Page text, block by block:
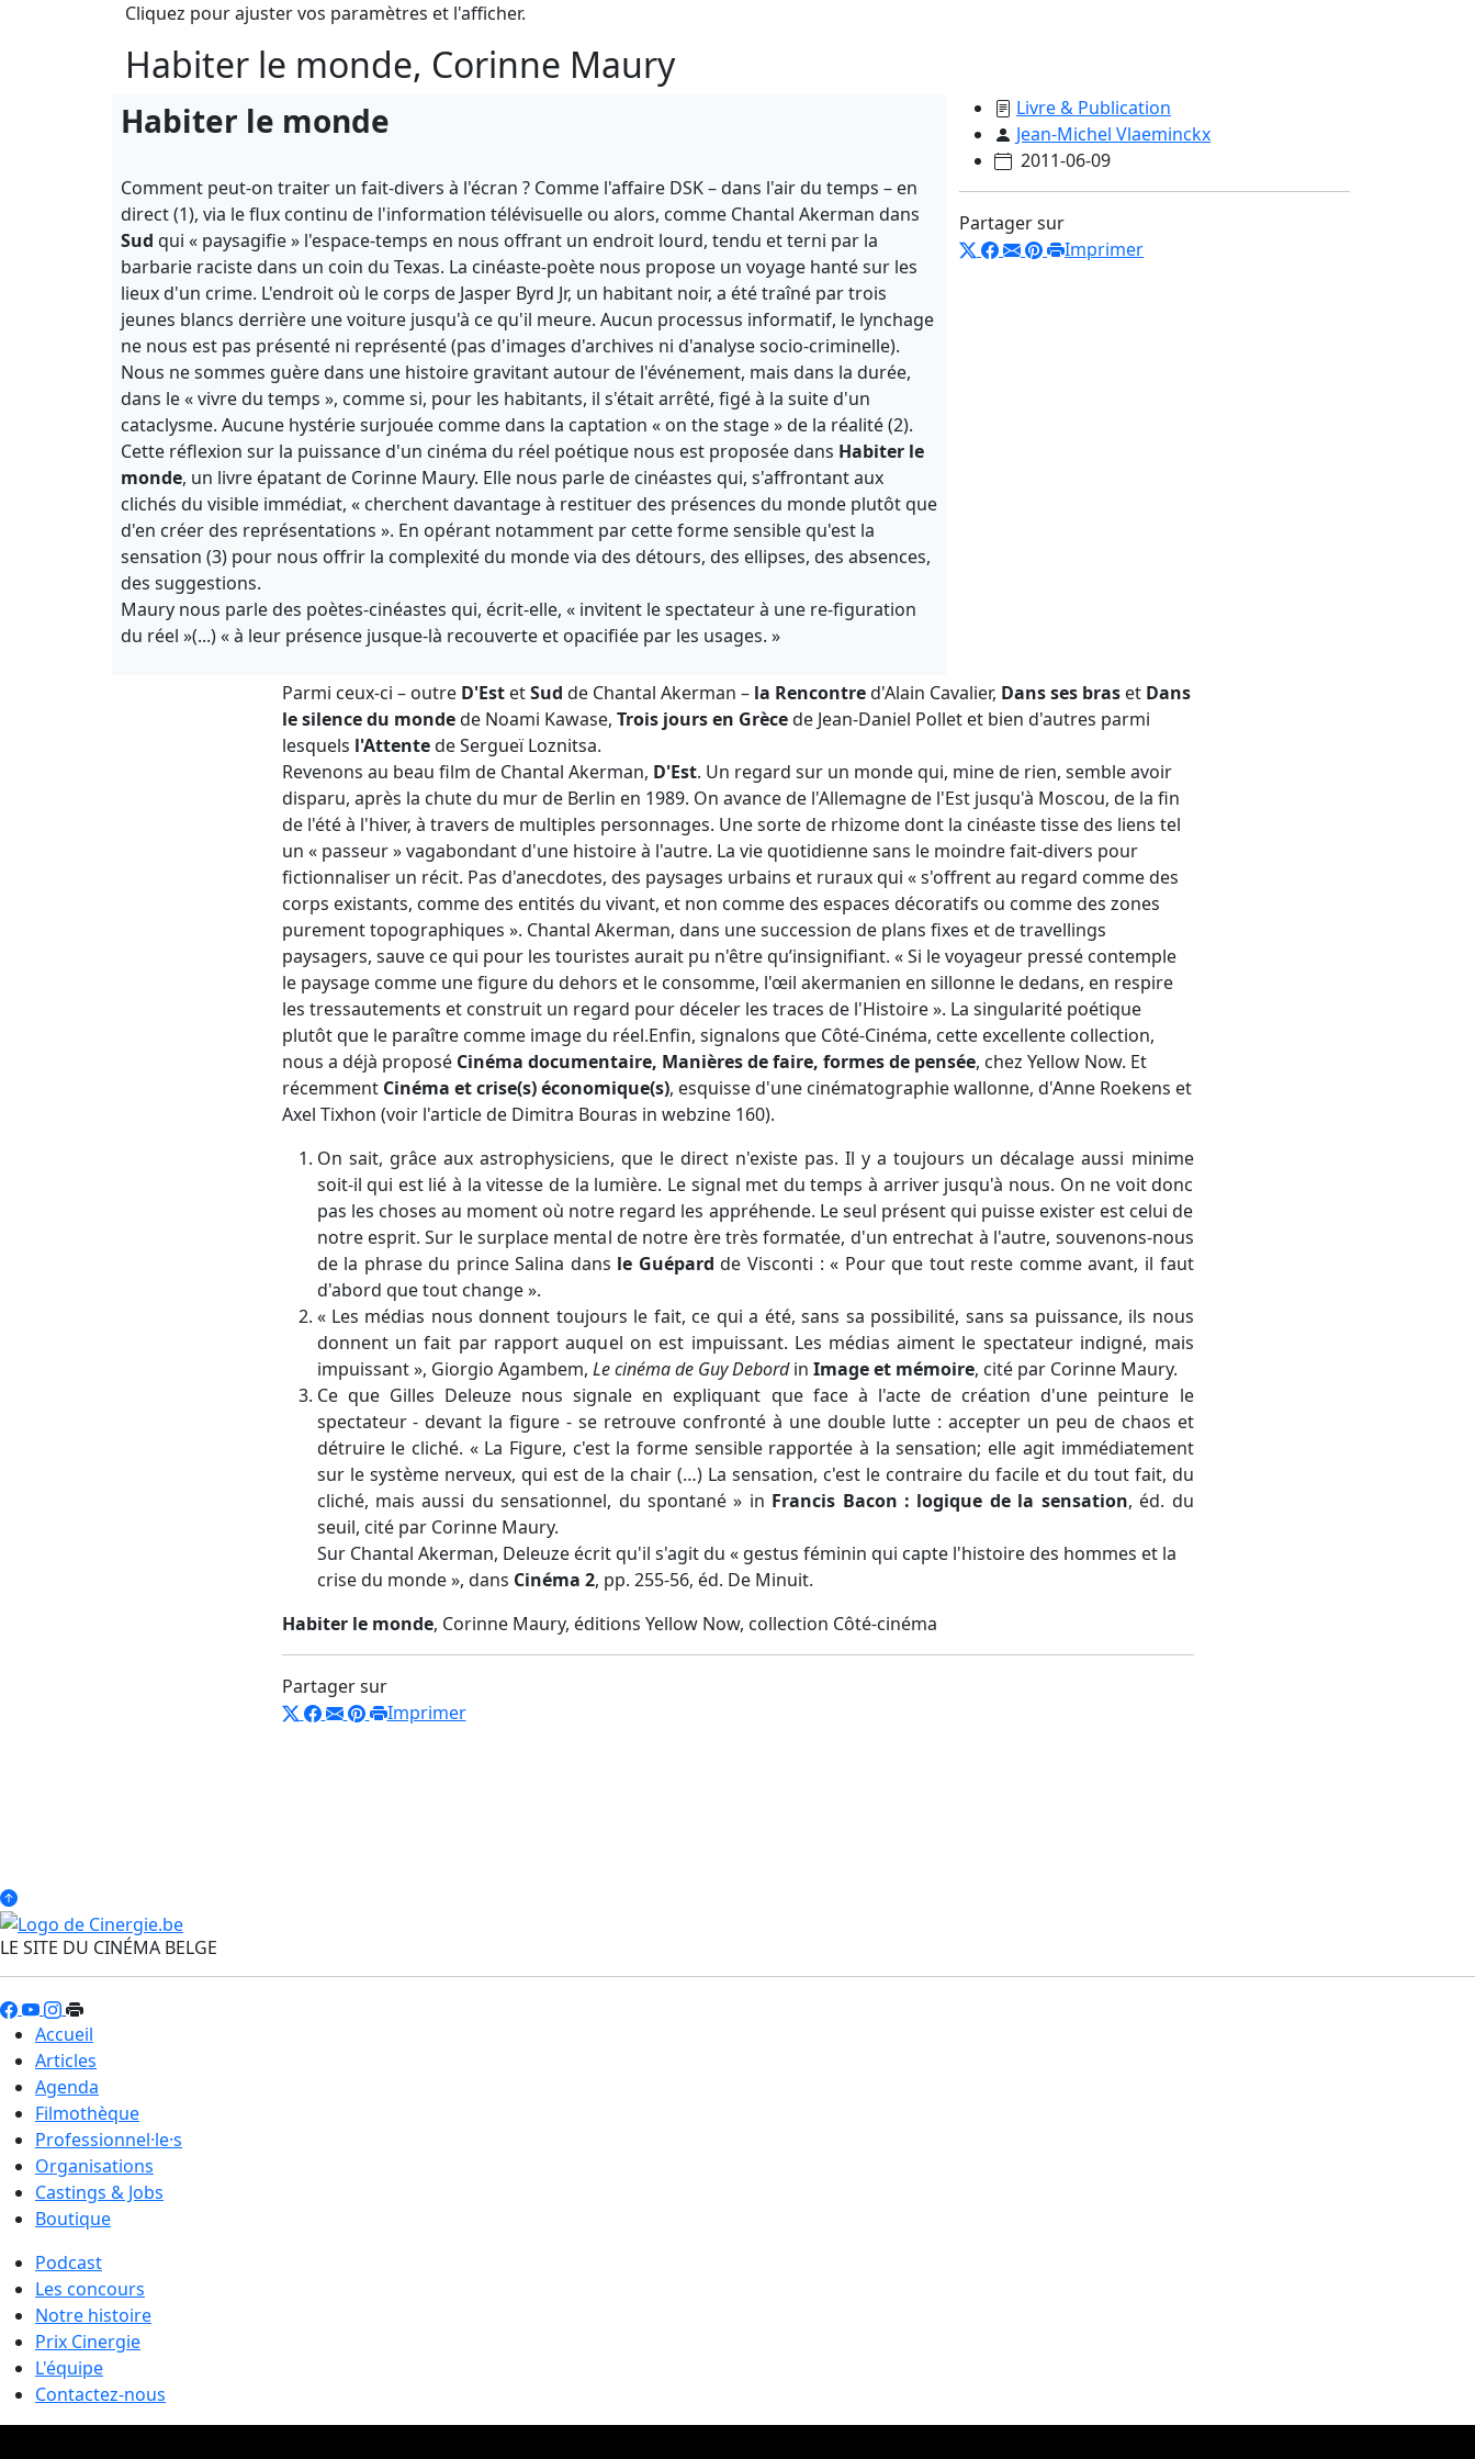
Cliquez pour ajuster vos paramètres et l'afficher.
Habiter le monde, Corinne Maury
Habiter le monde
Comment peut-on traiter un fait-divers à l'écran ? Comme l'affaire DSK – dans l'air du temps – en
direct (1), via le flux continu de l'information télévisuelle ou alors, comme Chantal Akerman dans
Sud qui « paysagifie » l'espace-temps en nous offrant un endroit lourd, tendu et terni par la
barbarie raciste dans un coin du Texas. La cinéaste-poète nous propose un voyage hanté sur les
lieux d'un crime. L'endroit où le corps de Jasper Byrd Jr, un habitant noir, a été traîné par trois
jeunes blancs derrière une voiture jusqu'à ce qu'il meure. Aucun processus informatif, le lynchage
ne nous est pas présenté ni représenté (pas d'images d'archives ni d'analyse socio-criminelle).
Nous ne sommes guère dans une histoire gravitant autour de l'événement, mais dans la durée,
dans le « vivre du temps », comme si, pour les habitants, il s'était arrêté, figé à la suite d'un
cataclysme. Aucune hystérie surjouée comme dans la captation « on the stage » de la réalité (2).
Cette réflexion sur la puissance d'un cinéma du réel poétique nous est proposée dans Habiter le
monde, un livre épatant de Corinne Maury. Elle nous parle de cinéastes qui, s'affrontant aux
clichés du visible immédiat, « cherchent davantage à restituer des présences du monde plutôt que
d'en créer des représentations ». En opérant notamment par cette forme sensible qu'est la
sensation (3) pour nous offrir la complexité du monde via des détours, des ellipses, des absences,
des suggestions.
Maury nous parle des poètes-cinéastes qui, écrit-elle, « invitent le spectateur à une re-figuration
du réel »(...) « à leur présence jusque-là recouverte et opacifiée par les usages. »
Livre & Publication
Jean-Michel Vlaeminckx
2011-06-09
Partager sur
Imprimer
Parmi ceux-ci – outre D'EstetSud de Chantal Akerman – la Rencontred'Alain Cavalier, Dans ses braset Dans
le silence du mondede Noami Kawase, Trois jours en Grècede Jean-Daniel Pollet et bien d'autres parmi
lesquels l'Attentede Sergueï Loznitsa.
Revenons au beau film de Chantal Akerman, D'Est. Un regard sur un monde qui, mine de rien, semble avoir
disparu, après la chute du mur de Berlin en 1989. On avance de l'Allemagne de l'Est jusqu'à Moscou, de la fin
de l'été à l'hiver, à travers de multiples personnages. Une sorte de rhizome dont la cinéaste tisse des liens tel
un « passeur » vagabondant d'une histoire à l'autre. La vie quotidienne sans le moindre fait-divers pour
fictionnaliser un récit. Pas d'anecdotes, des paysages urbains et ruraux qui « s'offrent au regard comme des
corps existants, comme des entités du vivant, et non comme des espaces décoratifs ou comme des zones
purement topographiques ». Chantal Akerman, dans une succession de plans fixes et de travellings
paysagers, sauve ce qui pour les touristes aurait pu n'être qu’insignifiant. « Si le voyageur pressé contemple
le paysage comme une figure du dehors et le consomme, l'œil akermanien en sillonne le dedans, en respire
les tressautements et construit un regard pour déceler les traces de l'Histoire ». La singularité poétique
plutôt que le paraître comme image du réel.Enfin, signalons que Côté-Cinéma, cette excellente collection,
nous a déjà proposé Cinéma documentaire, Manières de faire, formes de pensée, chez Yellow Now. Et
récemment Cinéma et crise(s) économique(s), esquisse d'une cinématographie wallonne, d'Anne Roekens et
Axel Tixhon (voir l'article de Dimitra Bouras in webzine 160).
On sait, grâce aux astrophysiciens, que le direct n'existe pas. Il y a toujours un décalage aussi minime
soit-il qui est lié à la vitesse de la lumière. Le signal met du temps à arriver jusqu'à nous. On ne voit donc
pas les choses au moment où notre regard les appréhende. Le seul présent qui puisse exister est celui de
notre esprit. Sur le surplace mental de notre ère très formatée, d'un entrechat à l'autre, souvenons-nous
de la phrase du prince Salina dans le Guépard de Visconti : « Pour que tout reste comme avant, il faut
d'abord que tout change ».
« Les médias nous donnent toujours le fait, ce qui a été, sans sa possibilité, sans sa puissance, ils nous
donnent un fait par rapport auquel on est impuissant. Les médias aiment le spectateur indigné, mais
impuissant », Giorgio Agambem, Le cinéma de Guy Debordin Image et mémoire, cité par Corinne Maury.
Ce que Gilles Deleuze nous signale en expliquant que face à l'acte de création d'une peinture le
spectateur - devant la figure - se retrouve confronté à une double lutte : accepter un peu de chaos et
détruire le cliché. « La Figure, c'est la forme sensible rapportée à la sensation; elle agit immédiatement
sur le système nerveux, qui est de la chair (…) La sensation, c'est le contraire du facile et du tout fait, du
cliché, mais aussi du sensationnel, du spontané » in Francis Bacon : logique de la sensation, éd. du
seuil, cité par Corinne Maury.
Sur Chantal Akerman, Deleuze écrit qu'il s'agit du « gestus féminin qui capte l'histoire des hommes et la
crise du monde », dans Cinéma 2, pp. 255-56, éd. De Minuit.
Habiter le monde, Corinne Maury, éditions Yellow Now, collection Côté-cinéma
Partager sur
Imprimer
LE SITE DU CINÉMA BELGE
Accueil
Articles
Agenda
Filmothèque
Professionnel·le·s
Organisations
Castings & Jobs
Boutique
Podcast
Les concours
Notre histoire
Prix Cinergie
L'équipe
Contactez-nous